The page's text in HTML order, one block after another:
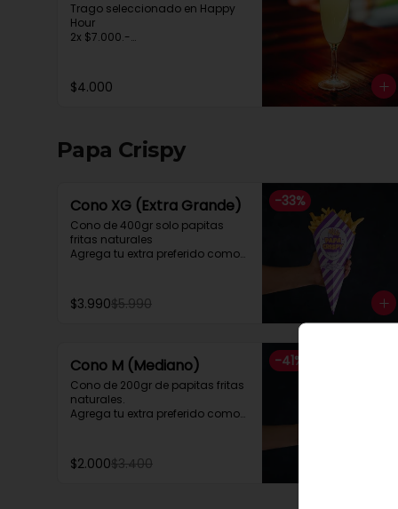
Trago seleccionado en Happy
Hour
2x $7.000.-
$4.000
Papa Crispy
-33%
Cono XG (Extra Grande)
Cono de 400gr solo papitas
fritas naturales
Agrega tu extra preferido como
y mucho mas....
$3.990$5.990
-41%
Cono M (Mediano)
Cono de 200gr de papitas fritas
naturales.
Agrega tu extra preferido como
y mucho mas....
$2.000$3.400